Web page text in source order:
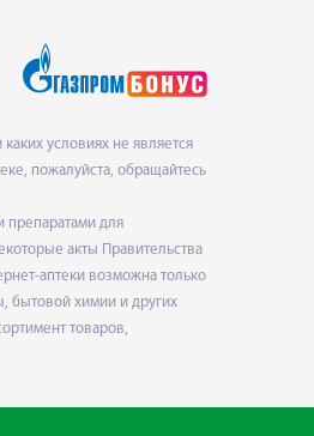
условиях не является
пожалуйста, обращайтесь
препаратами для
акты Правительства
аптеки возможна только
бытовой химии и других
товаров,